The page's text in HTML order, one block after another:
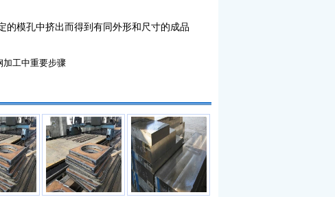
的模孔中挤出而得到有同外形和尺寸的成品
加工中重要步骤